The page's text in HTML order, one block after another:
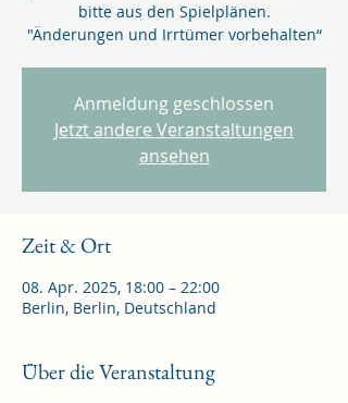
bitte aus den Spielplänen.
"Änderungen und Irrtümer vorbehalten“
Anmeldung geschlossen
Jetzt andere Veranstaltungen
ansehen
Zeit & Ort
08. Apr. 2025, 18:00 – 22:00
Berlin, Berlin, Deutschland
Über die Veranstaltung